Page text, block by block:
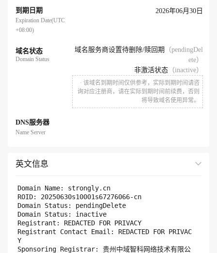
到期日期
Expiration Date(UTC
+08:00)
2026年06月30日
域名状态
Domain Status
域名服务商设置待删除/赎回期
（pendingDel
ete）
非激活状态 （inactive）
· 该域名到期时间仅供参考，实际到期时间请咨
询对应注册商，请在实际到期时间前续费，否则
将导致域名使用异常。
DNS服务器
Name Server
英文信息
Domain Name: strongly.cn
ROID: 20250630s10001s67276066-cn
Domain Status: pendingDelete
Domain Status: inactive
Registrant: REDACTED FOR PRIVACY
Registrant Contact Email: REDACTED FOR PRIVAC
Y
Sponsoring Registrar: 贵州中域智科网络技术有限公